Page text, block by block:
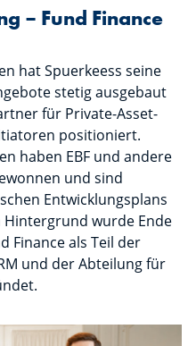
– Fund Finance
hat Spuerkeess seine
stetig ausgebaut
für Private-Asset-
positioniert.
haben EBF und andere
und sind
Entwicklungsplans
Hintergrund wurde Ende
Finance als Teil der
und der Abteilung für